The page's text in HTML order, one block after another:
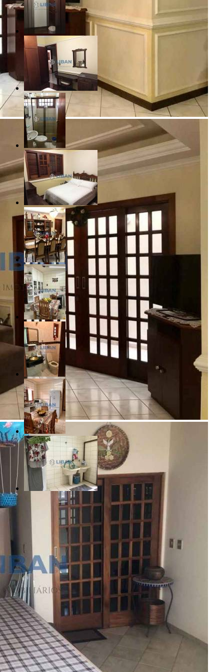
R$ 830.000,00
Jardim América - Bauru/SP
3 Quartos
4 Banheiros
2 Vagas
208.00 m²
Realizado
Enviado com sucesso!
Entre em contato